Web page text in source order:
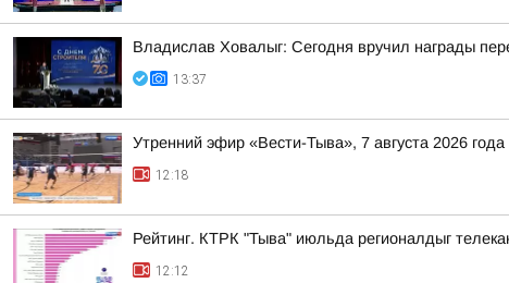
Владислав Ховалыг: Сегодня вручил награды
13:37
Утренний эфир «Вести-Тыва», 7 августа 2026 года
12:18
Рейтинг. КТРК "Тыва" июльда регионалдыг
12:12